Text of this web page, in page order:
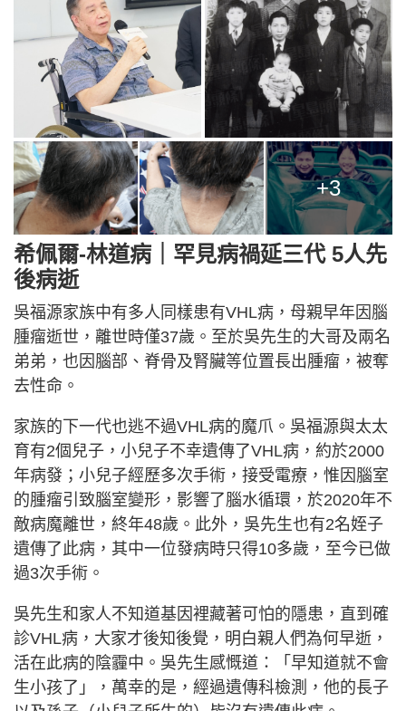
+3
希佩爾-林道病｜罕見病禍延三代 5人先
後病逝
吳福源家族中有多人同樣患有VHL病，母親早年因腦
腫瘤逝世，離世時僅37歲。至於吳先生的大哥及兩名
弟弟，也因腦部、脊骨及腎臟等位置長出腫瘤，被奪
去性命。
家族的下一代也逃不過VHL病的魔爪。吳福源與太太
育有2個兒子，小兒子不幸遺傳了VHL病，約於2000
年病發；小兒子經歷多次手術，接受電療，惟因腦室
的腫瘤引致腦室變形，影響了腦水循環，於2020年不
敵病魔離世，終年48歲。此外，吳先生也有2名姪子
遺傳了此病，其中一位發病時只得10多歲，至今已做
過3次手術。
吳先生和家人不知道基因裡藏著可怕的隱患，直到確
診VHL病，大家才後知後覺，明白親人們為何早逝，
活在此病的陰霾中。吳先生感慨道：「早知道就不會
生小孩了」，萬幸的是，經過遺傳科檢測，他的長子